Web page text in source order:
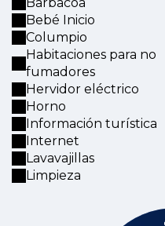
Bebé Inicio
Columpio
Habitaciones para no
fumadores
Hervidor eléctrico
Horno
Información turística
Internet
Lavavajillas
Limpieza